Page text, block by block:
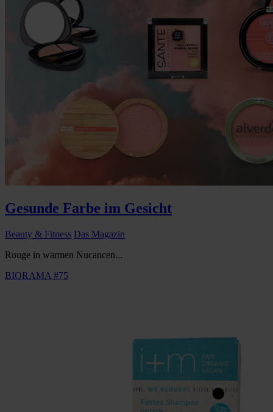
Gesunde Farbe im Gesicht
Beauty & Fitness Das Magazin
Rouge in warmen Nucancen...
BIORAMA #75